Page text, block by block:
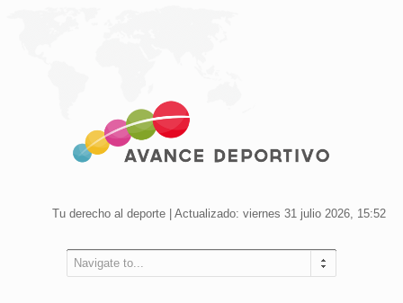
Tu derecho al deporte | Actualizado: viernes 31 julio 2026, 15:52
Navigate to...